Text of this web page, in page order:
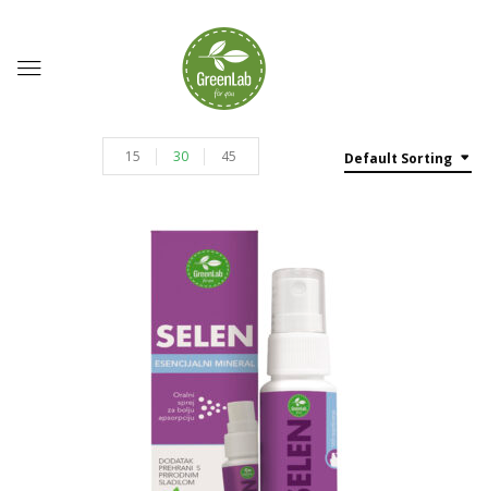
Default Sorting
15 30 45